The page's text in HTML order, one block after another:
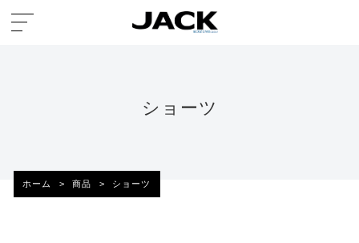
ショーツ
ホーム > 商品 > ショーツ